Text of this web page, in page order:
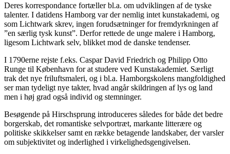
Deres korrespondance fortæller bl.a. om udviklingen af de tyske
talenter. I datidens Hamborg var der nemlig intet kunstakademi, og
som Lichtwark skrev, ingen forudsætninger for fremdyrkningen af
”en særlig tysk kunst”. Derfor rettede de unge malere i Hamborg,
ligesom Lichtwark selv, blikket mod de danske tendenser.
I 1790erne rejste f.eks. Caspar David Friedrich og Philipp Otto
Runge til København for at studere ved Kunstakademiet. Særligt
trak det nye friluftsmaleri, og i bl.a. Hamborgskolens mangfoldighed
ser man tydeligt nye takter, hvad angår skildringen af lys og land
men i høj grad også individ og stemninger.
Besøgende på Hirschsprung introduceres således for både det bedre
borgerskab, det romantiske selvportræt, markante litterære og
politiske skikkelser samt en række betagende landskaber, der varsler
om subjektivitet og inderlighed i virkelighedsgengivelsen.